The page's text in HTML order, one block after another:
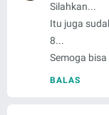
Silahkan...
Itu juga
8...
Semoga
BALAS